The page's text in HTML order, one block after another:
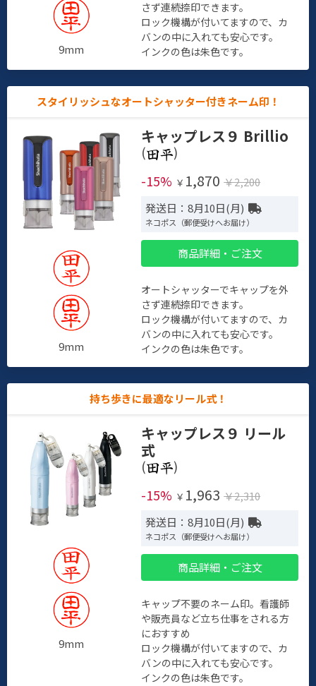
9mm
さず連続捺印できます。
ロック機構が付いてますので、カ
バンの中に入れても安心です。
インクの色は朱色です。
スタイリッシュなオートシャッター付きネーム印！
9mm
キャップレス９ Brillio
(
)
-15% ￥ 1,870 ￥2,200
発送日：8月10日(月)
ネコポス（郵便受けへお届け）
商品詳細・ご注文
オートシャッターでキャップを外
さず連続捺印できます。
ロック機構が付いてますので、カ
バンの中に入れても安心です。
インクの色は朱色です。
持ち歩きに最適なリール式！
9mm
キャップレス９ リール
式
(
)
-15% ￥ 1,963 ￥2,310
発送日：8月10日(月)
ネコポス（郵便受けへお届け）
商品詳細・ご注文
キャップ不要のネーム印。看護師
や販売員など立ち仕事をされる方
におすすめ
ロック機構が付いてますので、カ
バンの中に入れても安心です。
インクの色は朱色です。